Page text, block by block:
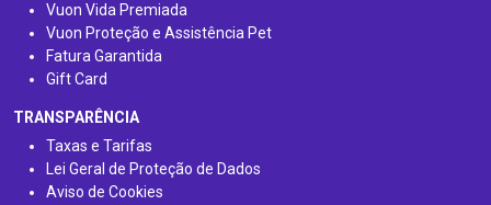
Vuon Vida Premiada
Vuon Proteção e Assistência Pet
Fatura Garantida
Gift Card
TRANSPARÊNCIA
Taxas e Tarifas
Lei Geral de Proteção de Dados
Aviso de Cookies